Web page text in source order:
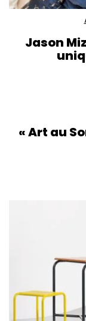
Jason
« Art au